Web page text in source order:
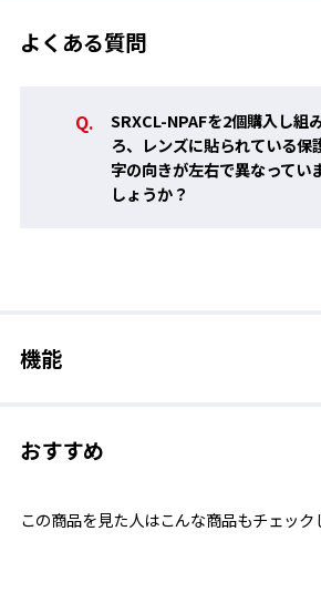
PREMIUM ANTI-FOGは、くもりの原因
来品に比べアップしているので、より長
よくある質問
SRXCL-NPAFを2個購入し組
ろ、レンズに貼られている保
字の向きが左右で異なってい
しょうか？
機能
おすすめ
この商品を見た人はこんな商品もチェック